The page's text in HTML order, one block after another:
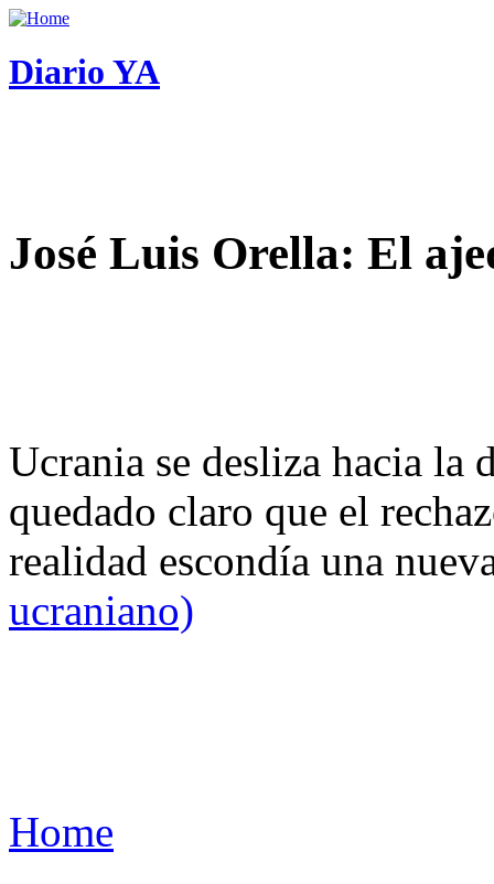
Diario YA
José Luis Orella: El
Ucrania se desliza hacia
quedado claro que el
realidad escondía una
ucraniano)
Home